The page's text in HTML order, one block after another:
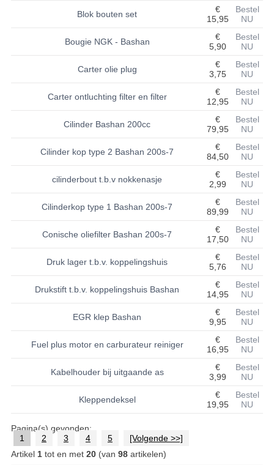
BRANDSTOF SYSTEEM
ELEKTRONICA
KABELS
KAPPEN EN FRAME
KETTING EN TANDWIELEN
KOEL SYSTEEM
WIEL OPHANGING
WIELEN EN BANDEN
ACCESSOIRES
BASHAN 250-11B
Blok bouten set
€
15,95
Bestel
NU
Bougie NGK - Bashan
€
5,90
Bestel
NU
Carter olie plug
€
3,75
Bestel
NU
Carter ontluchting filter en filter
€
12,95
Bestel
NU
Cilinder Bashan 200cc
€
79,95
Bestel
NU
Cilinder kop type 2 Bashan 200s-7
€
84,50
Bestel
NU
cilinderbout t.b.v nokkenasje
€
2,99
Bestel
NU
Cilinderkop type 1 Bashan 200s-7
€
89,99
Bestel
NU
Conische oliefilter Bashan 200s-7
€
17,50
Bestel
NU
Druk lager t.b.v. koppelingshuis
€
5,76
Bestel
NU
Drukstift t.b.v. koppelingshuis Bashan
€
14,95
Bestel
NU
EGR klep Bashan
€
9,95
Bestel
NU
Fuel plus motor en carburateur reiniger
€
16,95
Bestel
NU
Kabelhouder bij uitgaande as
€
3,99
Bestel
NU
Kleppendeksel
€
19,95
Bestel
NU
Pagina(s) gevonden:
1
2 3 4 5
[Volgende >>]
Artikel 1tot en met 20(van 98artikelen)